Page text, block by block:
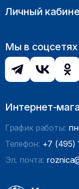
Личный
Мы в соцсетях
Интернет-
График работы:
Телефон: +7 (495)
Эл. почта: